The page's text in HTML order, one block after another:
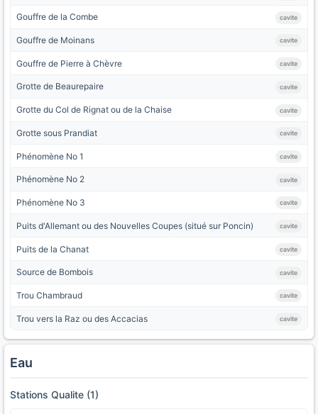
Gouffre de la Combe cavite
Gouffre de Moinans cavite
Gouffre de Pierre à Chèvre cavite
Grotte de Beaurepaire cavite
Grotte du Col de Rignat ou de la Chaise cavite
Grotte sous Prandiat cavite
Phénomène No 1 cavite
Phénomène No 2 cavite
Phénomène No 3 cavite
Puits d'Allemant ou des Nouvelles Coupes (situé sur Poncin) cavite
Puits de la Chanat cavite
Source de Bombois cavite
Trou Chambraud cavite
Trou vers la Raz ou des Accacias cavite
Eau
Stations Qualite (1)